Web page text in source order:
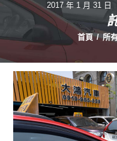
2017 年 1 月 31 日
首頁 所
最
服
立
聯
關